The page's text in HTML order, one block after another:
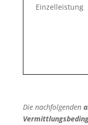
Einzelleistung
Die nachfolgenden